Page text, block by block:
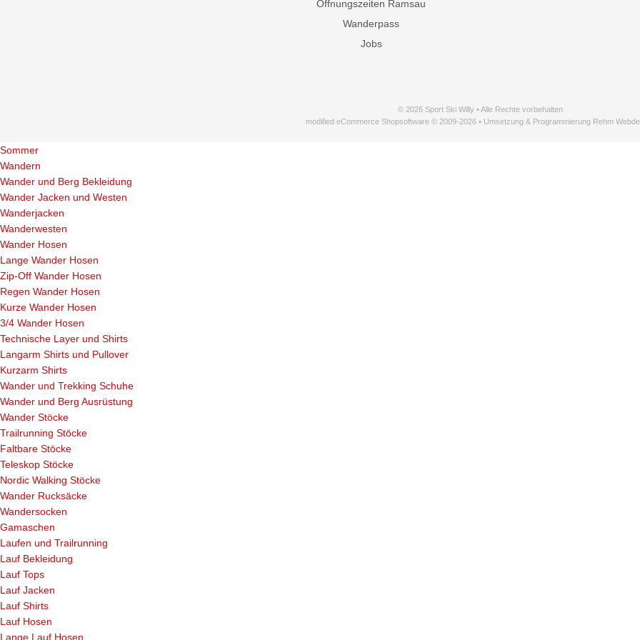
Öffnungszeiten Ramsau
Wanderpass
Jobs
© 2026 Sport Ski Willy • Alle Rechte vorbehalten
modified eCommerce Shopsoftware © 2009-2026 • Umsetzung & Programmierung Rehm
Sommer
Wandern
Wander und Berg Bekleidung
Wander Jacken und Westen
Wanderjacken
Wanderwesten
Wander Hosen
Lange Wander Hosen
Zip-Off Wander Hosen
Regen Wander Hosen
Kurze Wander Hosen
3/4 Wander Hosen
Technische Layer und Shirts
Langarm Shirts und Pullover
Kurzarm Shirts
Wander und Trekking Schuhe
Wander und Berg Ausrüstung
Wander Stöcke
Trailrunning Stöcke
Faltbare Stöcke
Teleskop Stöcke
Nordic Walking Stöcke
Wander Rucksäcke
Wandersocken
Gamaschen
Laufen und Trailrunning
Lauf Bekleidung
Lauf Tops
Lauf Jacken
Lauf Shirts
Lauf Hosen
Lange Lauf Hosen